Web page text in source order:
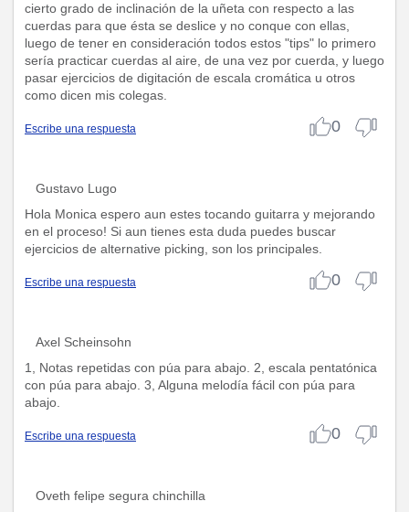
cierto grado de inclinación de la uñeta con respecto a las
cuerdas para que ésta se deslice y no conque con ellas,
luego de tener en consideración todos estos "tips" lo primero
sería practicar cuerdas al aire, de una vez por cuerda, y luego
pasar ejercicios de digitación de escala cromática u otros
como dicen mis colegas.
Escribe una respuesta 0
Gustavo Lugo
Hola Monica espero aun estes tocando guitarra y mejorando
en el proceso! Si aun tienes esta duda puedes buscar
ejercicios de alternative picking, son los principales.
Escribe una respuesta 0
Axel Scheinsohn
1, Notas repetidas con púa para abajo. 2, escala pentatónica
con púa para abajo. 3, Alguna melodía fácil con púa para
abajo.
Escribe una respuesta 0
Oveth felipe segura chinchilla